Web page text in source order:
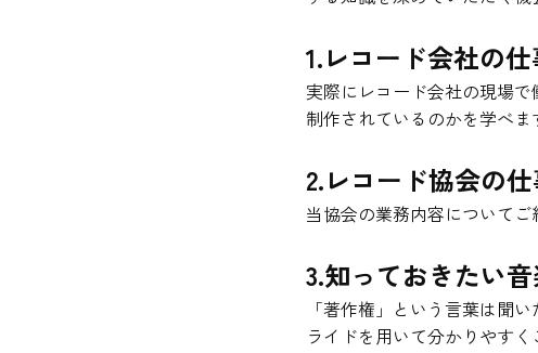
1.レコード会社の
実際にレコード会社の現場
制作されているのかを学べま
2.レコード協会の
当協会の業務内容についてご
3.知っておきたい
「著作権」という言葉は聞
ライドを用いて分かりやすく